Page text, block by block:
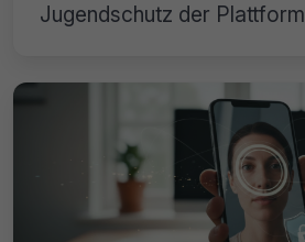
Jugendschutz der Plattform